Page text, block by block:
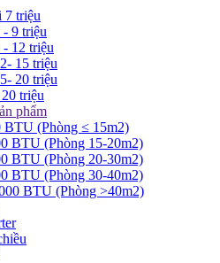
7 triệu
9 triệu
12 triệu
15 triệu
20 triệu
triệu
phẩm
BTU (Phòng ≤ 15m2)
BTU (Phòng 15-20m2)
BTU (Phòng 20-30m2)
BTU (Phòng 30-40m2)
BTU (Phòng >40m2)